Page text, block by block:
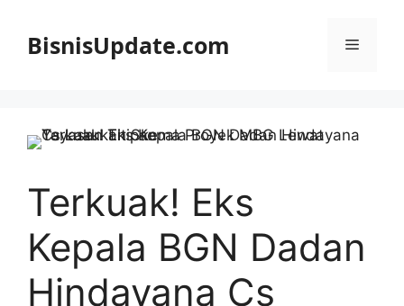
BisnisUpdate.com Menu
Terkuak! Eks
Kepala BGN Dadan
Hindayana Cs